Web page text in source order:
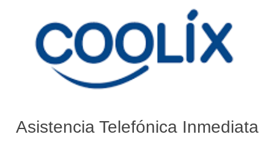
Asistencia Telefónica Inmediata